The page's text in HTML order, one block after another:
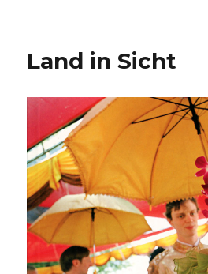
Land in Sicht